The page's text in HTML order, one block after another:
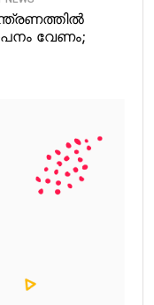
വേണം;